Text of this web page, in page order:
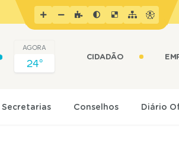
CIDADÃO
AGORA
24º
Secretarias Conselhos Diário